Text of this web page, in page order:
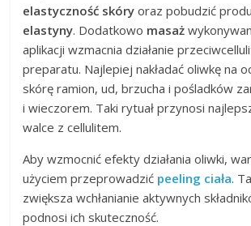
elastyczność skóry oraz pobudzić
elastyny. Dodatkowo masaż
aplikacji wzmacnia działanie
preparatu. Najlepiej nakładać oliwkę na
skórę ramion, ud, brzucha i pośladków
i wieczorem. Taki rytuał przynosi
walce z cellulitem.
Aby wzmocnić efekty działania oliwki,
użyciem przeprowadzić peeling ciała.
zwiększa wchłanianie aktywnych
podnosi ich skuteczność.